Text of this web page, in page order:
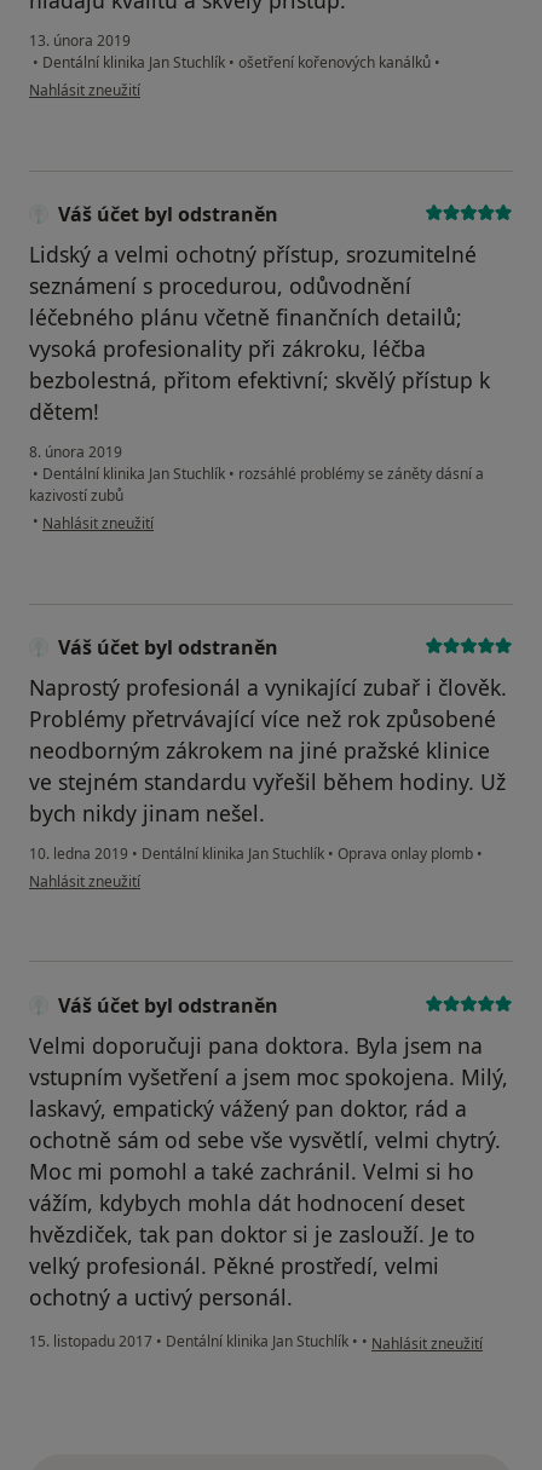
13. února 2019
• Dentální klinika Jan Stuchlík • ošetření kořenových kanálků •
podle názoru uživatele Jana Vinarčíková
Nahlásit zneužití
Váš účet byl odstraněn
Lidský a velmi ochotný přístup, srozumitelné
seznámení s procedurou, odůvodnění
léčebného plánu včetně finančních detailů;
vysoká profesionality při zákroku, léčba
bezbolestná, přitom efektivní; skvělý přístup k
dětem!
8. února 2019
• Dentální klinika Jan Stuchlík • rozsáhlé problémy se záněty dásní a
kazivostí zubů
• podle názoru uživatele Váš účet byl odstraněn
Nahlásit zneužití
Váš účet byl odstraněn
Naprostý profesionál a vynikající zubař i člověk.
Problémy přetrvávající více než rok způsobené
neodborným zákrokem na jiné pražské klinice
ve stejném standardu vyřešil během hodiny. Už
bych nikdy jinam nešel.
10. ledna 2019 • Dentální klinika Jan Stuchlík • Oprava onlay plomb •
podle názoru uživatele Váš účet byl odstraněn
Nahlásit zneužití
Váš účet byl odstraněn
Velmi doporučuji pana doktora. Byla jsem na
vstupním vyšetření a jsem moc spokojena. Milý,
laskavý, empatický vážený pan doktor, rád a
ochotně sám od sebe vše vysvětlí, velmi chytrý.
Moc mi pomohl a také zachránil. Velmi si ho
vážím, kdybych mohla dát hodnocení deset
hvězdiček, tak pan doktor si je zaslouží. Je to
velký profesionál. Pěkné prostředí, velmi
ochotný a uctivý personál.
15. listopadu 2017 • Dentální klinika Jan Stuchlík • • podle názoru uživatele
Nahlásit zneužití